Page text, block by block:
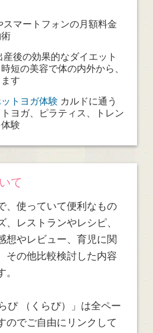
マートフォンの月額料金
後の効果的なダイエット
短の美容で体の内外から、
す
トヨガ体験 カルドに通う
ヨガ、ピラティス、トレン
験
て
、使っていて便利なもの
、レストランやレシピ、
想やレビュー、育児に関
その他比較検討した内容
ぴ （くらぴ）」は全ペー
のでご自由にリンクして